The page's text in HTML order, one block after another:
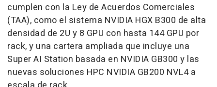
cumplen con la Ley de Acuerdos Comerciales
(TAA), como el sistema NVIDIA HGX B300 de alta
densidad de 2U y 8 GPU con hasta 144 GPU por
rack, y una cartera ampliada que incluye una
Super AI Station basada en NVIDIA GB300 y las
nuevas soluciones HPC NVIDIA GB200 NVL4 a